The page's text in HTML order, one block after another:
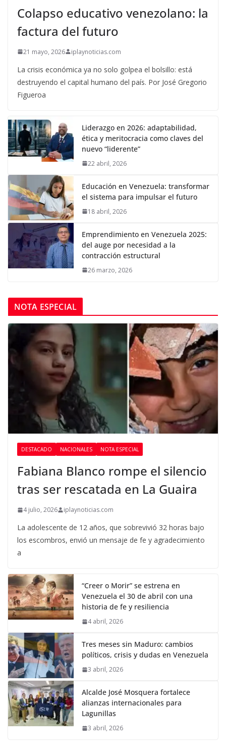
Colapso educativo venezolano: la
factura del futuro
21 mayo, 2026 iplaynoticias.com
La crisis económica ya no solo golpea el bolsillo: está
destruyendo el capital humano del país. Por José Gregorio
Figueroa
Liderazgo en 2026: adaptabilidad,
ética y meritocracia como claves del
nuevo “liderente”
22 abril, 2026
Educación en Venezuela: transformar
el sistema para impulsar el futuro
18 abril, 2026
Emprendimiento en Venezuela 2025:
del auge por necesidad a la
contracción estructural
26 marzo, 2026
NOTA ESPECIAL
DESTACADO NACIONALES NOTA ESPECIAL
Fabiana Blanco rompe el silencio
tras ser rescatada en La Guaira
4 julio, 2026 iplaynoticias.com
La adolescente de 12 años, que sobrevivió 32 horas bajo
los escombros, envió un mensaje de fe y agradecimiento
a
“Creer o Morir” se estrena en
Venezuela el 30 de abril con una
historia de fe y resiliencia
4 abril, 2026
Tres meses sin Maduro: cambios
políticos, crisis y dudas en Venezuela
3 abril, 2026
Alcalde José Mosquera fortalece
alianzas internacionales para
Lagunillas
3 abril, 2026